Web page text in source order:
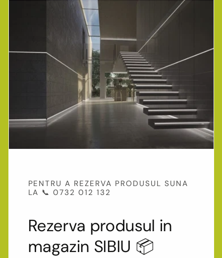
PENTRU A REZERVA PRODUSUL SUNA
LA 📞 0732 012 132
Rezerva produsul in
magazin SIBIU 📦